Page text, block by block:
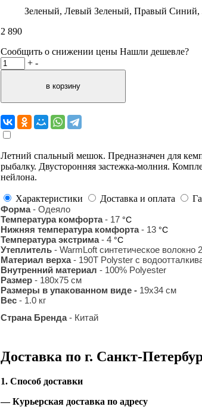
Зеленый, Левый Зеленый, Правый Синий,
2 890
Сообщить о снижении цены Нашли дешевле?
+ -
Летний спальный мешок. Предназначен для
рыбалку. Двусторонняя застежка-молния.
нейлона.
Характеристики Доставка и оплата
Форма- Одеяло
Температура комфорта- 17 °С
Нижняя температура комфорта- 13 °С
Температура экстрима- 4 °С
Утеплитель - WarmLoft синтетическое волокно
Материал верха- 190T Polyster с
Внутренний материал - 100% Polyester
Размер - 180х75 см
Размеры в упакованном виде - 19x34 см
Вес - 1.0 кг
Страна Бренда- Китай
Доставка по г. Санкт-
1. Способ доставки
— Курьерская доставка по адресу